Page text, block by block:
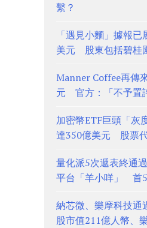
繫？
「遇見小麵」據報
美元 股東包括碧桂
Manner Coffee再傳
元 官方：「不予置
加密幣ETF巨頭「灰
達350億美元 股票
量化派5次遞表終通
平台「羊小咩」 首
納芯微、樂摩科技
股市值211億人幣、